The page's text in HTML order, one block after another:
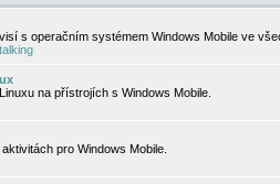
s operačním systémem Windows Mobile ve
na přístrojích s Windows Mobile.
pro Windows Mobile.